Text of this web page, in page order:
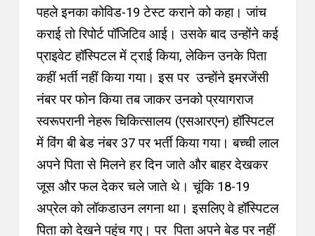
पहले इनका कोविड-19 टेस्ट कराने को कहा। जांच
कराई तो रिपोर्ट पॉजिटिव आई। उसके बाद उन्होंने कई
प्राइवेट हॉस्पिटल में ट्राई किया, लेकिन उनके पिता
कहीं भर्ती नहीं किया गया। इस पर उन्होंने इमरजेंसी
नंबर पर फोन किया तब जाकर उनको प्रयागराज
स्वरूपरानी नेहरू चिकित्सालय (एसआरएन) हॉस्पिटल
में विंग बी बेड नंबर 37 पर भर्ती किया गया। बच्ची लाल
अपने पिता से मिलने हर दिन जाते और बाहर देखकर
जूस और फल देकर चले जाते थे। चूंकि 18-19
अप्रेल को लॉकडाउन लगना था। इसलिए वे हॉस्पिटल
पिता को देखने पहुंच गए। पर पिता अपने बेड पर नहीं